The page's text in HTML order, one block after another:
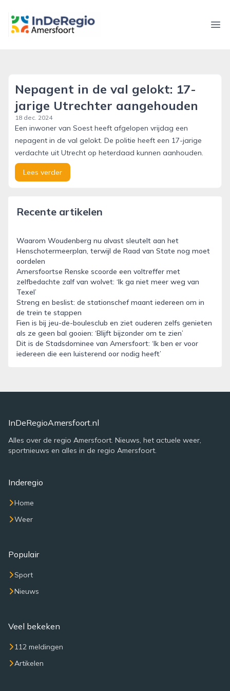
inderegioamersfoort.nl
Nepagent in de val gelokt: 17-
jarige Utrechter aangehouden
18 dec. 2024
Een inwoner van Soest heeft afgelopen vrijdag een
nepagent in de val gelokt. De politie heeft een 17-jarige
verdachte uit Utrecht op heterdaad kunnen aanhouden.
Lees verder
Recente artikelen
Waarom Woudenberg nu alvast sleutelt aan het
Henschotermeerplan, terwijl de Raad van State nog moet
oordelen
Amersfoortse Renske scoorde een voltreffer met
zelfbedachte zalf van wolvet: ‘Ik ga niet meer weg van
Texel’
Streng en beslist: de stationschef maant iedereen om in
de trein te stappen
Fien is bij jeu-de-boulesclub en ziet ouderen zelfs genieten
als ze geen bal gooien: ‘Blijft bijzonder om te zien’
Dit is de Stadsdominee van Amersfoort: ‘Ik ben er voor
iedereen die een luisterend oor nodig heeft’
InDeRegioAmersfoort.nl
Alles over de regio Amersfoort. Nieuws, het actuele weer,
sportnieuws en alles in de regio Amersfoort.
Inderegio
Home
Weer
Populair
Sport
Nieuws
Veel bekeken
112 meldingen
Artikelen